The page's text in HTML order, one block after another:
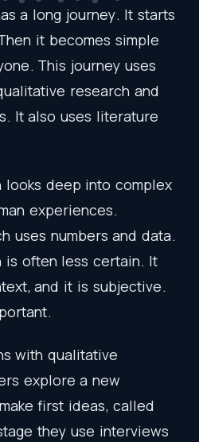
a long journey. It starts
it becomes simple
. This journey uses
research and
. It also uses literature
looks deep into complex
experiences.
uses numbers and data.
is often less certain. It
, and it is subjective.
.
with qualitative
explore a new
make first ideas, called
they use interviews